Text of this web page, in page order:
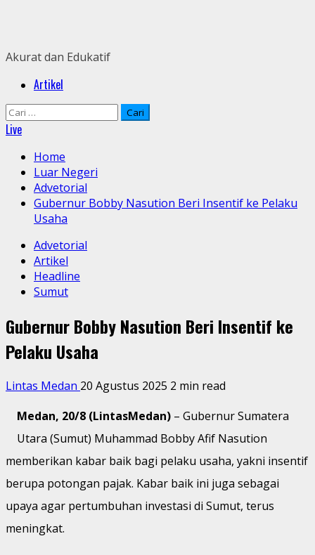
Akurat dan Edukatif
PrimaryArtikel
Cari
untuk:
Live
Home
Luar Negeri
Advetorial
Gubernur Bobby Nasution Beri Insentif ke Pelaku
Usaha
Advetorial
Artikel
Headline
Sumut
Gubernur Bobby Nasution Beri Insentif ke
Pelaku Usaha
Lintas Medan 20 Agustus 2025 2 min read
Medan, 20/8 (LintasMedan) – Gubernur Sumatera
Utara (Sumut) Muhammad Bobby Afif Nasution
memberikan kabar baik bagi pelaku usaha, yakni insentif
berupa potongan pajak. Kabar baik ini juga sebagai
upaya agar pertumbuhan investasi di Sumut, terus
meningkat.